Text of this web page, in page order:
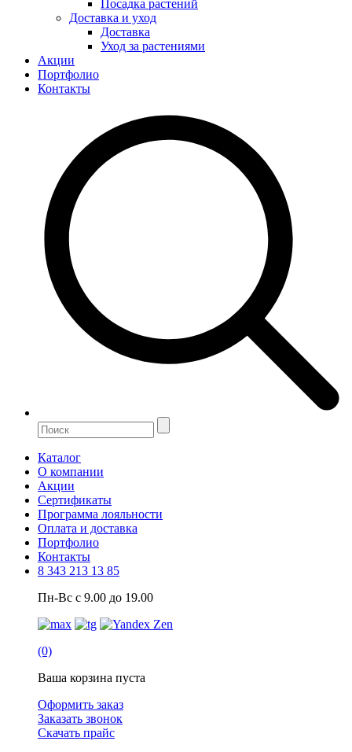
Посадка растений
Доставка и уход
Доставка
Уход за растениями
Акции
Портфолио
Контакты
Каталог
О компании
Акции
Сертификаты
Программа лояльности
Оплата и доставка
Портфолио
Контакты
8 343 213 13 85
Пн-Вс с 9.00 до 19.00
(0)
Ваша корзина пуста
Оформить заказ
Заказать звонок
Скачать прайс